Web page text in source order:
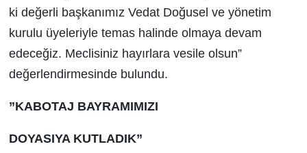
ki değerli başkanımız Vedat Doğusel ve yönetim
kurulu üyeleriyle temas halinde olmaya devam
edeceğiz. Meclisiniz hayırlara vesile olsun”
değerlendirmesinde bulundu.
”KABOTAJ BAYRAMIMIZI
DOYASIYA KUTLADIK”